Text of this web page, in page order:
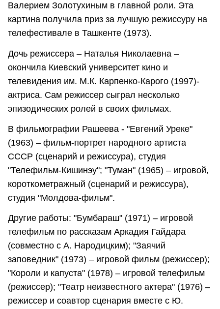
Валерием Золотухиным в главной роли. Эта
картина получила приз за лучшую режиссуру на
телефестивале в Ташкенте (1973).
Дочь режиссера – Наталья Николаевна –
окончила Киевский университет ки­но и
телевидения им. М.К. Карпенко-Карого (1997)-
актриса. Сам режиссер сыграл несколько
эпизодических ролей в своих фильмах.
В фильмографии Рашеева - "Евгений Уреке"
(1963) – фильм-портрет народного артиста
СССР (сценарий и режиссура), студия
"Телефильм-Кишинэу"; "Туман" (1965) – игровой,
корот­кометражный (сценарий и режиссура),
студия "Молдова-фильм".
Другие работы: "Бумбараш" (1971) – игровой
телефильм по рассказам Аркадия Гайдара
(совместно с А. Народицким); "Заячий
заповедник" (1973) – игровой фильм (режиссер);
"Короли и капуста" (1978) – игровой телефильм
(режиссер); "Театр неизвестного актера" (1976) –
режиссер и соавтор сценария вместе с Ю.